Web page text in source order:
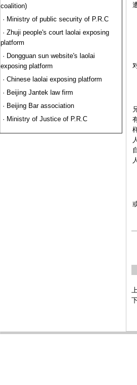
coalition)
· Ministry of public security of P.R.C
· Zhuji people's court laolai exposing
platform
· Dongguan sun website's laolai
exposing platform
· Chinese laolai exposing platform
· Beijing Jantek law firm
· Beijing Bar association
· Ministry of Justice of P.R.C